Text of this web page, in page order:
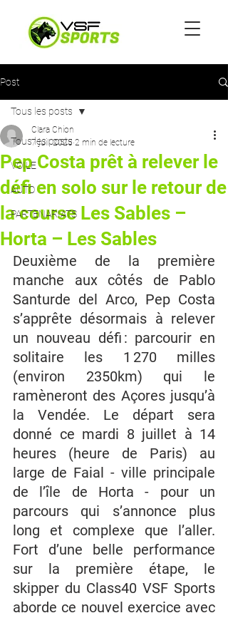
Post
Tous les posts
VOILE
AUTO
PARTENARIATS
Tous les posts
Pep Costa prêt à relever le
défi en solo sur le retour de
la course Les Sables –
Horta – Les Sables
Clara Chion
7 juil. 2025 2 min de lecture
Deuxième de la première
manche aux côtés de Pablo
Santurde del Arco, Pep Costa
s’apprête désormais à relever
un nouveau défi : parcourir en
solitaire les 1 270 milles
(environ 2350km) qui le
ramèneront des Açores jusqu’à
la Vendée. Le départ sera
donné ce mardi 8 juillet à 14
heures (heure de Paris) au
large de Faial - ville principale
de l’île de Horta - pour un
parcours qui s’annonce plus
long et complexe que l’aller.
Fort d’une belle performance
sur la première étape, le
skipper du Class40 VSF Sports
aborde ce nouvel exercice avec